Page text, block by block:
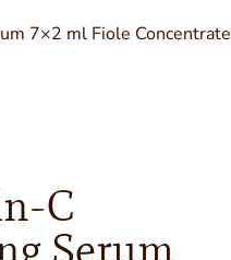
7×2 ml Fiole Concentrate
C
Serum